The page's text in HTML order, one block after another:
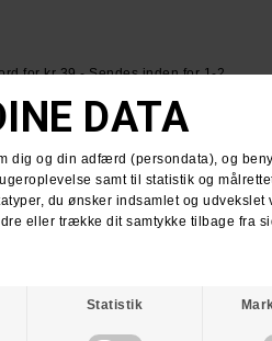
for kr 39.- Sendes inden for 1-2
OVER KR. 600.-
dag du modtager din pakke.
eller vi bytter til en anden vare.